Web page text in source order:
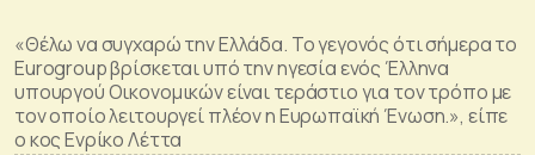
«Θέλω να συγχαρώ την Ελλάδα. Το γεγονός ότι σήμερα το
Eurogroup βρίσκεται υπό την ηγεσία ενός Έλληνα
υπουργού Οικονομικών είναι τεράστιο για τον τρόπο με
τον οποίο λειτουργεί πλέον η Ευρωπαϊκή Ένωση.», είπε
ο κος Ενρίκο Λέττα